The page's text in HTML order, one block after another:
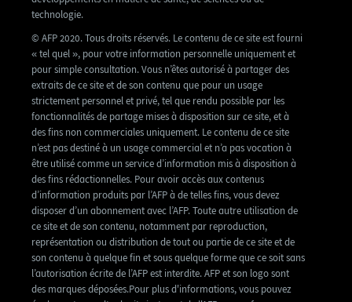
technologie.
© AFP 2020. Tous droits réservés. Le contenu de ce site est fourni
« tel quel », pour votre information personnelle uniquement et
pour simple consultation. Vous n’êtes autorisé à partager des
extraits de ce site et de son contenu que pour un usage
strictement personnel et privé, tel que rendu possible par les
fonctionnalités de partage mises à disposition sur ce site, et à
des fins non commerciales uniquement. Le contenu de ce site
n’est pas destiné à un usage commercial et n’a pas vocation à
être utilisé comme un service d’information mis à disposition à
des fins rédactionnelles. Pour avoir accès aux contenus
d’information produits par l’AFP à de telles fins, vous devez
disposer d’un abonnement avec l’AFP. Toute autre utilisation de
ce site et de son contenu, notamment par reproduction,
représentation ou distribution de tout ou partie de ce site et de
son contenu à quelque fin et sous quelque forme que ce soit sans
l’autorisation écrite de l’AFP est interdite. AFP et son logo sont
des marques déposées.Pour plus d'informations, vous pouvez